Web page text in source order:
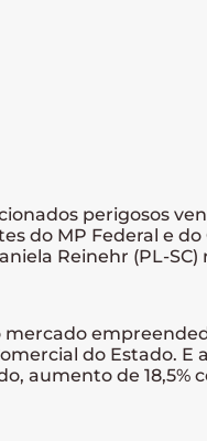
perigosos
do MP Federal e
Reinehr (PL-
do Estado.
aumento de